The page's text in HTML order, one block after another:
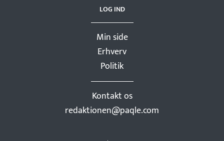
Min side
Erhverv
Politik
Kontakt os
redaktionen@paqle.com
LOG IND